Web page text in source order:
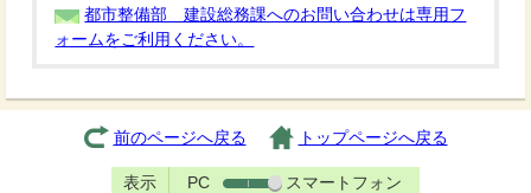
都市整備部 建設総務課へのお問い合わせは専用フ
ォームをご利用ください。
前のページへ戻る トップページへ戻る
表示 PC スマートフォン